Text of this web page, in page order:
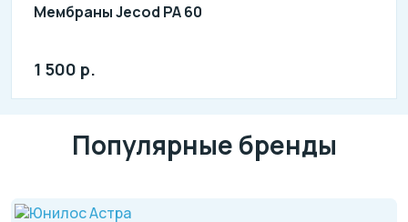
Мембраны Jecod PA 60
1 500 р.
Популярные бренды